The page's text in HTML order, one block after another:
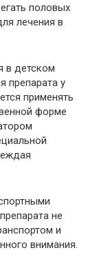
половых
лечения в
в детском
препарата у
применять
форме
не
и
внимания.